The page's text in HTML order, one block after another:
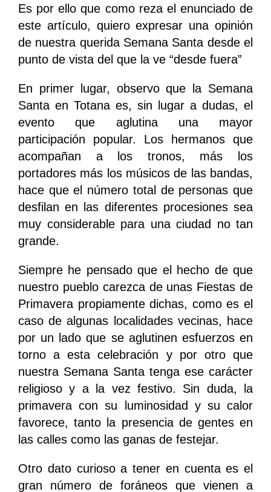
Es por ello que como reza el enunciado de
este artículo, quiero expresar una opinión
de nuestra querida Semana Santa desde el
punto de vista del que la ve “desde fuera”
En primer lugar, observo que la Semana
Santa en Totana es, sin lugar a dudas, el
evento que aglutina una mayor
participación popular. Los hermanos que
acompañan a los tronos, más los
portadores más los músicos de las bandas,
hace que el número total de personas que
desfilan en las diferentes procesiones sea
muy considerable para una ciudad no tan
grande.
Siempre he pensado que el hecho de que
nuestro pueblo carezca de unas Fiestas de
Primavera propiamente dichas, como es el
caso de algunas localidades vecinas, hace
por un lado que se aglutinen esfuerzos en
torno a esta celebración y por otro que
nuestra Semana Santa tenga ese carácter
religioso y a la vez festivo. Sin duda, la
primavera con su luminosidad y su calor
favorece, tanto la presencia de gentes en
las calles como las ganas de festejar.
Otro dato curioso a tener en cuenta es el
gran número de foráneos que vienen a